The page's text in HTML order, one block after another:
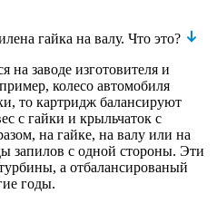
гайка на валу. Что это?
на заводе изготовителя и
колесо автомобиля
то картридж балансируют
с гайки и крыльчаток с
на гайке, на валу или на
запилов с одной стороны. Эти
а отбалансированый
годы.